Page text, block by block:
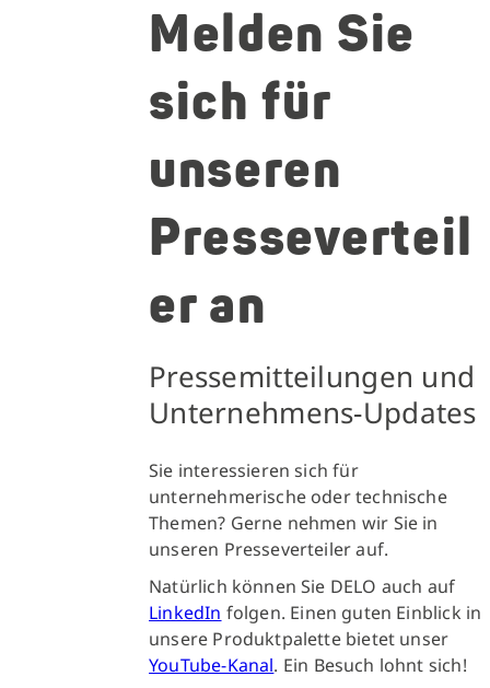
Melden Sie
sich für
unseren
Presseverteil
er an
Pressemitteilungen und
Unternehmens-Updates
Sie interessieren sich für
unternehmerische oder technische
Themen? Gerne nehmen wir Sie in
unseren Presseverteiler auf.
Natürlich können Sie DELO auch auf
LinkedIn folgen. Einen guten Einblick in
unsere Produktpalette bietet unser
YouTube-Kanal. Ein Besuch lohnt sich!